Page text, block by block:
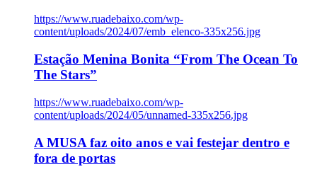
https://www.ruadebaixo.com/wp-
content/uploads/2024/07/emb_elenco-335x256.jpg
Estação Menina Bonita “From The Ocean To
The Stars”
https://www.ruadebaixo.com/wp-
content/uploads/2024/05/unnamed-335x256.jpg
A MUSA faz oito anos e vai festejar dentro e
fora de portas